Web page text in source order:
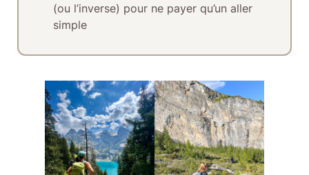
(ou l’inverse) pour ne payer qu’un aller
simple